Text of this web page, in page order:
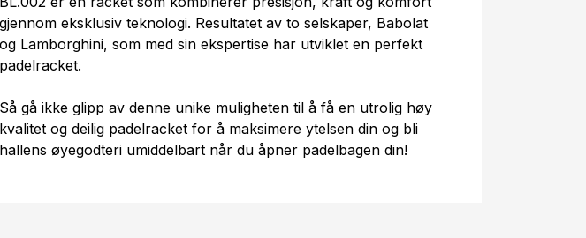
gjennom eksklusiv teknologi. Resultatet av to selskaper, Babolat
og Lamborghini, som med sin ekspertise har utviklet en perfekt
padelracket.
Så gå ikke glipp av denne unike muligheten til å få en utrolig høy
kvalitet og deilig padelracket for å maksimere ytelsen din og bli
hallens øyegodteri umiddelbart når du åpner padelbagen din!